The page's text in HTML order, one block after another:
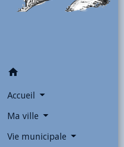
home
Accueil
Ma ville
Vie municipale